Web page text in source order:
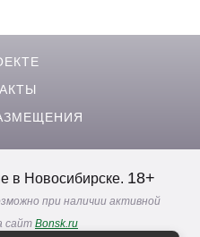
в Новосибирске. 18+
при наличии активной
сайт Bonsk.ru